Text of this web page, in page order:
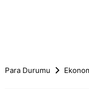
Para Durumu